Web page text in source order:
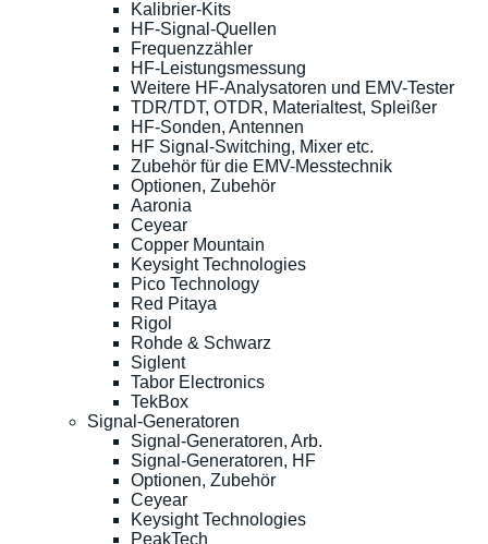
Kalibrier-Kits
HF-Signal-Quellen
Frequenzzähler
HF-Leistungsmessung
Weitere HF-Analysatoren und EMV-Tester
TDR/TDT, OTDR, Materialtest, Spleißer
HF-Sonden, Antennen
HF Signal-Switching, Mixer etc.
Zubehör für die EMV-Messtechnik
Optionen, Zubehör
Aaronia
Ceyear
Copper Mountain
Keysight Technologies
Pico Technology
Red Pitaya
Rigol
Rohde & Schwarz
Siglent
Tabor Electronics
TekBox
Signal-Generatoren
Signal-Generatoren, Arb.
Signal-Generatoren, HF
Optionen, Zubehör
Ceyear
Keysight Technologies
PeakTech